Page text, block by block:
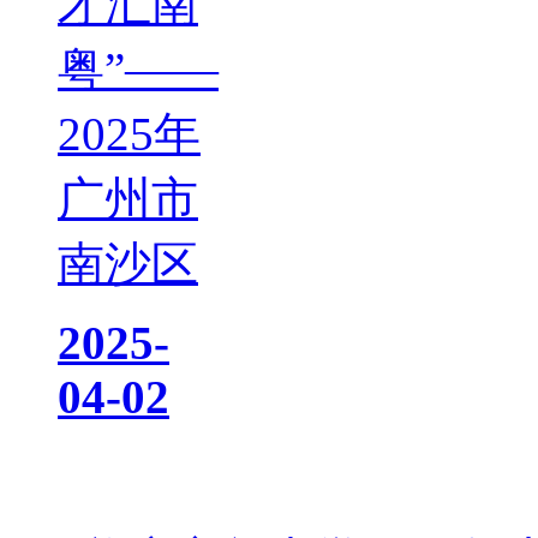
粤”——
2025年
广州市
南沙区
2025-
04-02